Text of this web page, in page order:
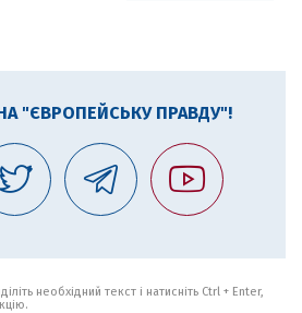
"ЄВРОПЕЙСЬКУ ПРАВДУ"!
необхідний текст і натисніть Ctrl + Enter,